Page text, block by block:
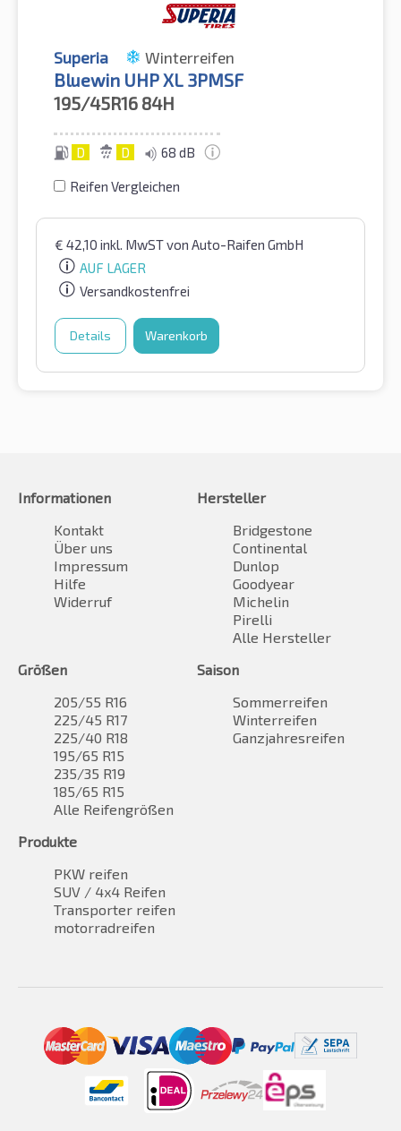
Superia Winterreifen
Bluewin UHP XL 3PMSF
195/45R16 84H
D D 68 dB
Reifen Vergleichen
€ 42,10 inkl. MwSTvon Auto-Raifen GmbH
AUF LAGER
Versandkostenfrei
Details Warenkorb
Informationen
Kontakt
Über uns
Impressum
Hilfe
Widerruf
Hersteller
Bridgestone
Continental
Dunlop
Goodyear
Michelin
Pirelli
Alle Hersteller
Größen
205/55 R16
225/45 R17
225/40 R18
195/65 R15
235/35 R19
185/65 R15
Alle Reifengrößen
Saison
Sommerreifen
Winterreifen
Ganzjahresreifen
Produkte
PKW reifen
SUV / 4x4 Reifen
Transporter reifen
motorradreifen